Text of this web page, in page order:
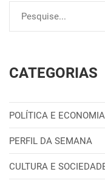
CATEGORIAS
POLÍTICA E ECONOMIA
PERFIL DA SEMANA
CULTURA E